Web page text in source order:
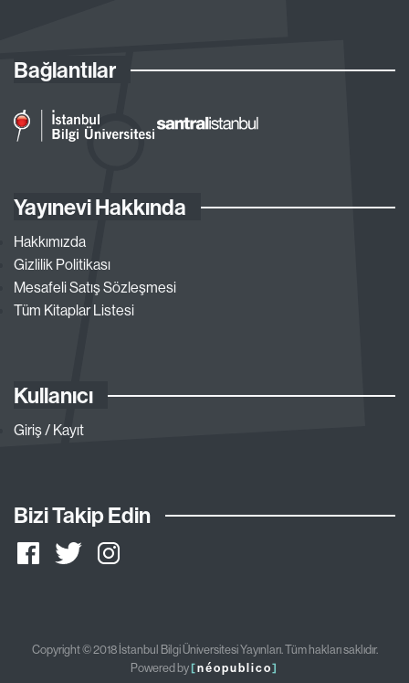
Bağlantılar
Yayınevi Hakkında
Hakkımızda
Gizlilik Politikası
Mesafeli Satış Sözleşmesi
Tüm Kitaplar Listesi
Kullanıcı
Giriş / Kayıt
Bizi Takip Edin
Copyright © 2018 İstanbul Bilgi Üniversitesi Yayınları. Tüm hakları saklıdır.
Powered by[néopublico]